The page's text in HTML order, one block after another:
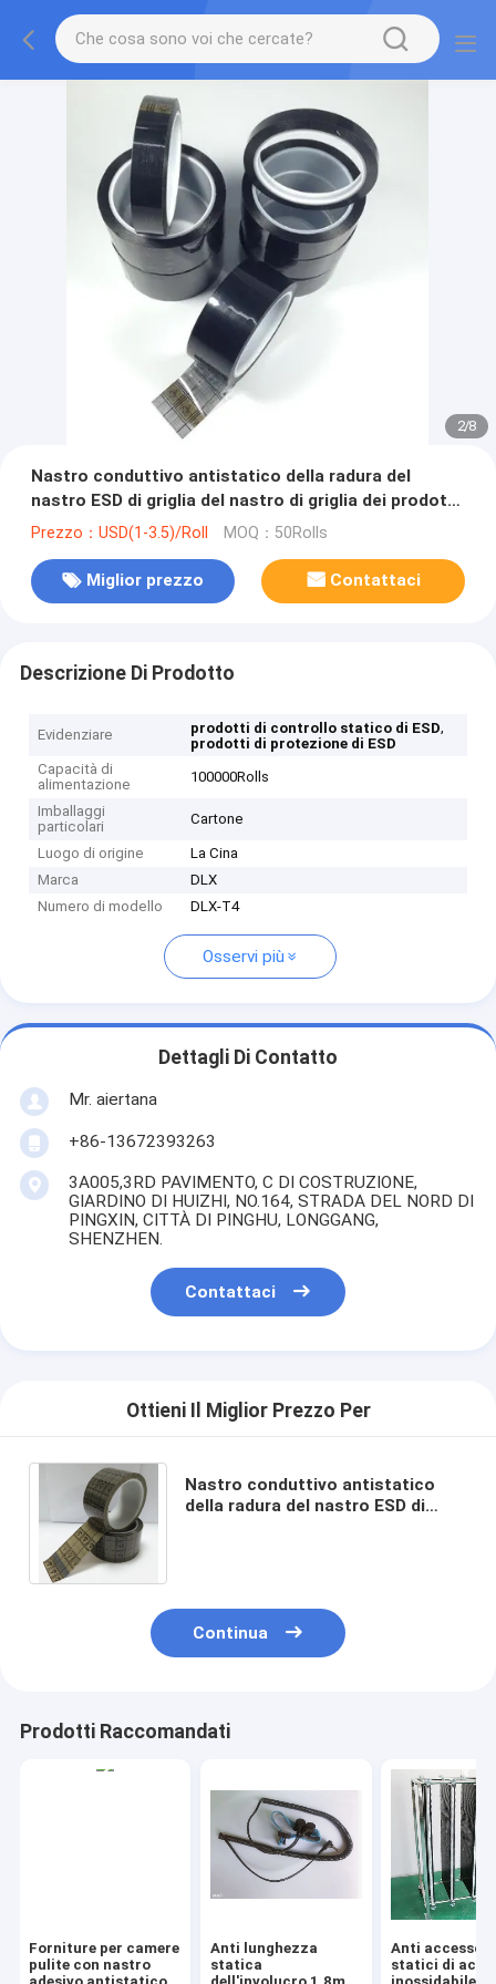
2/8
Nastro conduttivo antistatico della radura del
nastro ESD di griglia del nastro di griglia dei prodotti
di BOPP ESD
Prezzo：USD(1-3.5)/Roll MOQ：50Rolls
Miglior prezzo Contattaci
Descrizione Di Prodotto
Evidenziare prodotti di controllo statico di ESD,
prodotti di protezione di ESD
Capacità di
alimentazione
100000Rolls
Imballaggi
particolari
Cartone
Luogo di origine
La Cina
Marca
DLX
Numero di modello
DLX-T4
Osservi più
Dettagli Di Contatto
Mr. aiertana
+86-13672393263
3A005,3RD PAVIMENTO, C DI COSTRUZIONE,
GIARDINO DI HUIZHI, NO.164, STRADA DEL NORD DI
PINGXIN, CITTÀ DI PINGHU, LONGGANG,
SHENZHEN.
Contattaci
Ottieni Il Miglior Prezzo Per
Nastro conduttivo antistatico
della radura del nastro ESD di
Continua
Prodotti Raccomandati
Forniture per camere
pulite con nastro
Anti lunghezza
statica
Anti accessori
statici di